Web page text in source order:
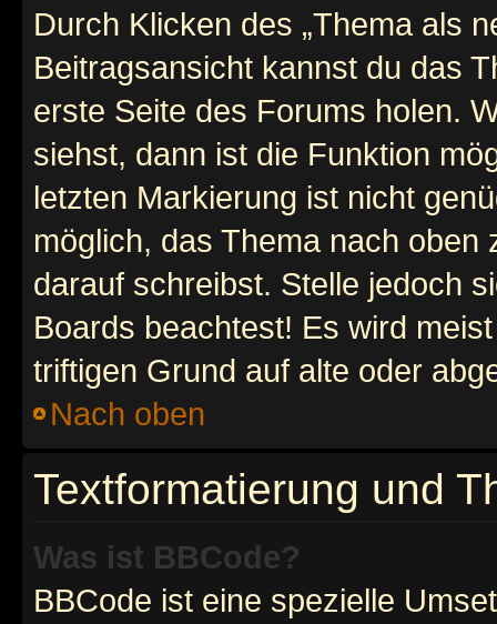
Durch Klicken des „Thema als
Beitragsansicht kannst du das
erste Seite des Forums holen.
siehst, dann ist die Funktion
letzten Markierung ist nicht
möglich, das Thema nach oben
darauf schreibst. Stelle jedoch
Boards beachtest! Es wird
triftigen Grund auf alte oder
Nach oben
Textformatierung und
Was ist BBCode?
BBCode ist eine spezielle